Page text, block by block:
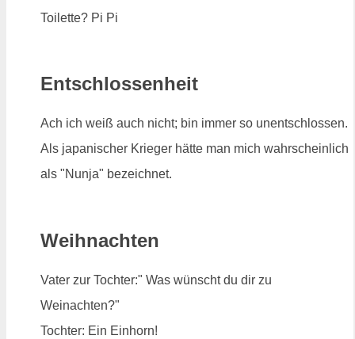
Toilette? Pi Pi
Entschlossenheit
Ach ich weiß auch nicht; bin immer so unentschlossen.
Als japanischer Krieger hätte man mich wahrscheinlich
als "Nunja" bezeichnet.
Weihnachten
Vater zur Tochter:" Was wünscht du dir zu
Weinachten?"
Tochter: Ein Einhorn!